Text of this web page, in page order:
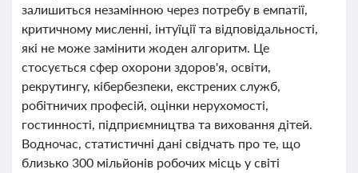
залишиться незамінною через потребу в емпатії,
критичному мисленні, інтуїції та відповідальності,
які не може замінити жоден алгоритм. Це
стосується сфер охорони здоров'я, освіти,
рекрутингу, кібербезпеки, екстрених служб,
робітничих професій, оцінки нерухомості,
гостинності, підприємництва та виховання дітей.
Водночас, статистичні дані свідчать про те, що
близько 300 мільйонів робочих місць у світі